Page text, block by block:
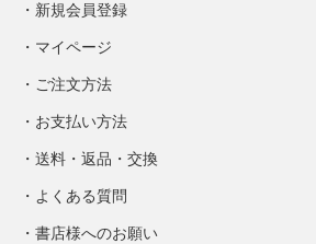
新規会員登録
マイページ
ご注文方法
お支払い方法
送料・返品・交換
よくある質問
書店様へのお願い